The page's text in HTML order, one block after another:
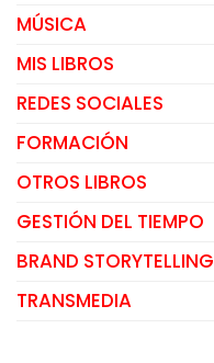
MÚSICA
MIS LIBROS
REDES SOCIALES
FORMACIÓN
OTROS LIBROS
GESTIÓN DEL TIEMPO
BRAND STORYTELLING
TRANSMEDIA